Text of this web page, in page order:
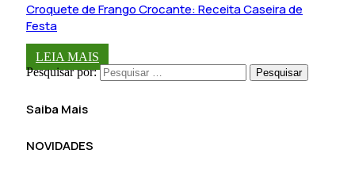
Croquete de Frango Crocante: Receita Caseira de
Festa
LEIA MAIS
Pesquisar por:
Saiba Mais
NOVIDADES